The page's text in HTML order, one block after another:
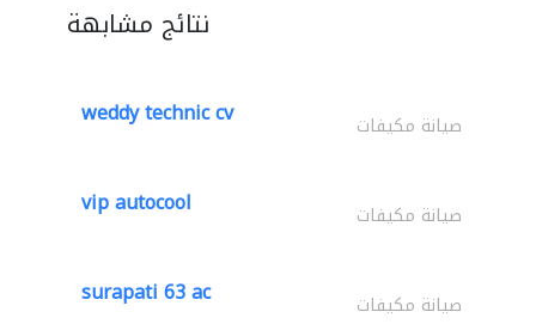
نتائج مشابهة
weddy technic cv صيانة مكيفات
vip autocool صيانة مكيفات
surapati 63 ac صيانة مكيفات